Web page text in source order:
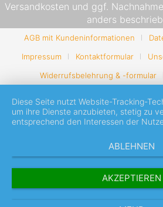
Versandkosten und ggf.
anders
AGB mit Kundeninformationen
Impressum
Kontaktformular
Widerrufsbelehrung & -formular
Diese Seite nutzt Website-Tracking-
um ihre Dienste anzubieten, stetig zu
entsprechend den Interessen der
ABLEHNEN
AKZEPTIEREN